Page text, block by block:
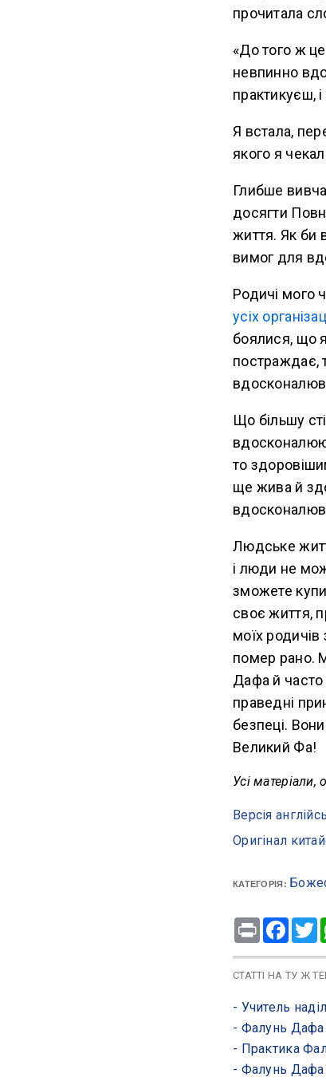
прочитала
«До того ж
невпинно
практикуєш,
Я встала,
якого я
Глибше
досягти
життя. Як би
вимог для
Родичі мого
усіх
боялися, що
постраждає,
Що більшу
то
ще жива й
Людське
і люди не
зможете
своє життя,
моїх родичів
помер рано.
Дафа й
праведні
безпеці.
Великий Фа!
Усі
Версія
Оригінал
КАТЕГОРІЯ:
Print
СТАТТІ НА ТУ Ж
- ​Учитель
- ​Фалунь
- ​Практика
- ​Фалунь Дафа